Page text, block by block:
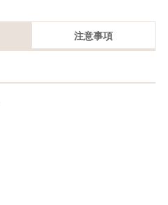
注意事項